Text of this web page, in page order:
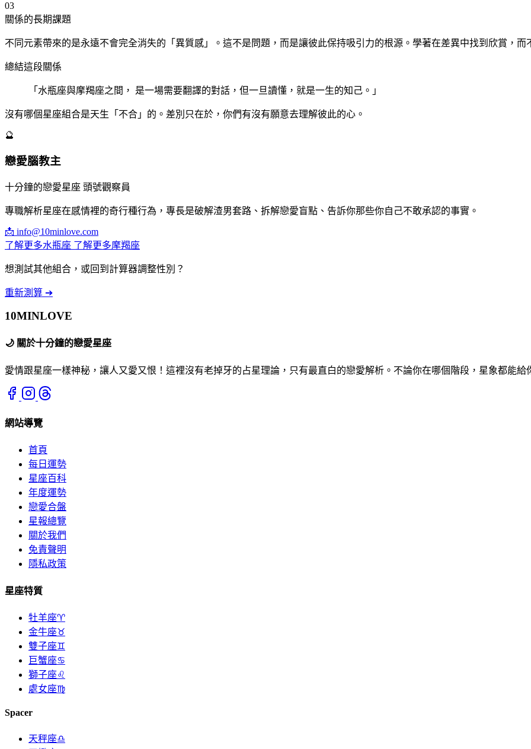
03
關係的長期課題
不同元素帶來的是永遠不會完全消失的「異質感」。這不是問題，而是讓彼此保持吸引力的根源。學著在差異中找到欣賞，而
總結這段關係
「水瓶座與摩羯座之間， 是一場需要翻譯的對話，但一旦讀懂，就是一生的知己。」
沒有哪個星座組合是天生「不合」的。差別只在於，你們有沒有願意去理解彼此的心。
🔮
戀愛腦教主
十分鐘的戀愛星座 頭號觀察員
專職解析星座在感情裡的奇行種行為，專長是破解渣男套路、拆解戀愛盲點、告訴你那些你自己不敢承認的事實。
📩 info@10minlove.com
了解更多水瓶座 了解更多摩羯座
想測試其他組合，或回到計算器調整性別？
重新測算 ➔
10MINLOVE
🌙 關於十分鐘的戀愛星座
愛情跟星座一樣神秘，讓人又愛又恨！這裡沒有老掉牙的占星理論，只有最直白的戀愛解析。不論你在哪個階段，星象都能給
網站導覽
首頁
每日運勢
星座百科
年度運勢
戀愛合盤
星報總覽
關於我們
免責聲明
隱私政策
星座特質
牡羊座♈
金牛座♉
雙子座♊
巨蟹座♋
獅子座♌
處女座♍
Spacer
天秤座♎